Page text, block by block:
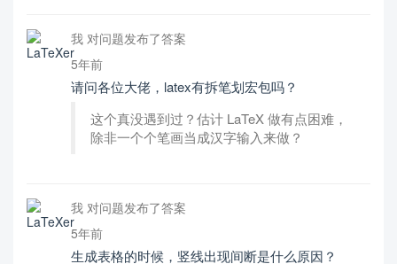
我 对问题发布了答案
5年前
请问各位大佬，latex有拆笔划宏包吗？
这个真没遇到过？估计 LaTeX 做有点困难，
除非一个个笔画当成汉字输入来做？
我 对问题发布了答案
5年前
生成表格的时候，竖线出现间断是什么原因？